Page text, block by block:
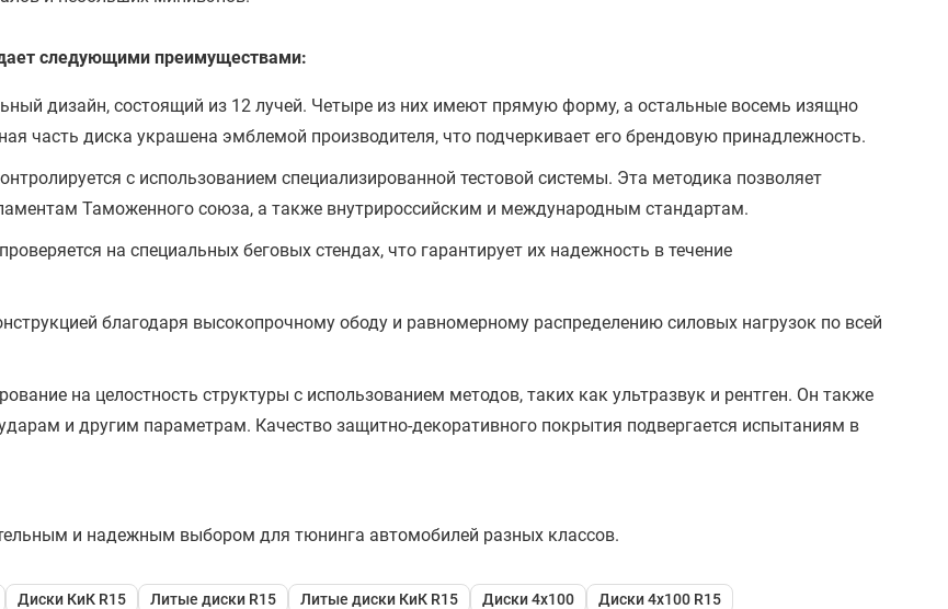
следующими преимуществами:
дизайн, состоящий из 12 лучей. Четыре из них имеют прямую форму, а остальные восемь изящно
часть диска украшена эмблемой производителя, что подчеркивает его брендовую принадлежность.
с использованием специализированной тестовой системы. Эта методика позволяет
Таможенного союза, а также внутрироссийским и международным стандартам.
на специальных беговых стендах, что гарантирует их надежность в течение
благодаря высокопрочному ободу и равномерному распределению силовых нагрузок по всей
на целостность структуры с использованием методов, таких как ультразвук и рентген. Он также
ударам и другим параметрам. Качество защитно-декоративного покрытия подвергается испытаниям в
и надежным выбором для тюнинга автомобилей разных классов.
Диски КиК R15 Литые диски R15 Литые диски КиК R15 Диски 4x100
Диски 4x100 R15